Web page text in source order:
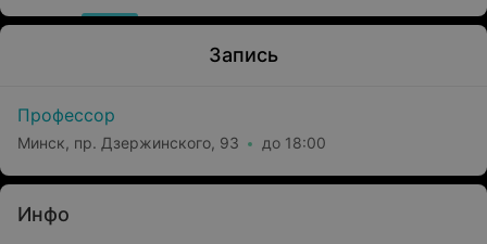
Запись
Профессор
Минск, пр. Дзержинского, 93 до 18:00
Инфо